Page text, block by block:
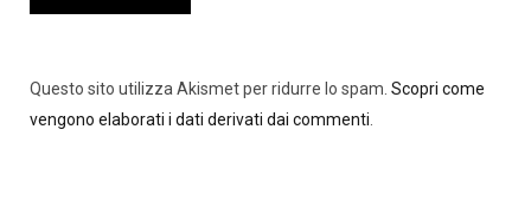
Questo sito utilizza Akismet per ridurre lo spam. Scopri come
vengono elaborati i dati derivati dai commenti.